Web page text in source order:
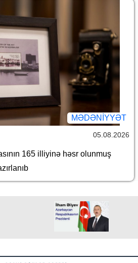
MƏDƏNIYYƏT
05.08.2026
165 illiyinə həsr olunmuş